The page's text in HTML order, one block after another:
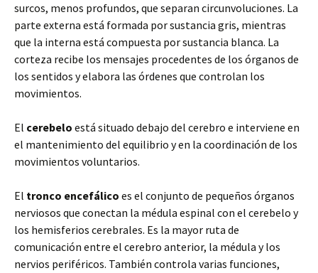
surcos, menos profundos, que separan circunvoluciones. La
parte externa está formada por sustancia gris, mientras
que la interna está compuesta por sustancia blanca. La
corteza recibe los mensajes procedentes de los órganos de
los sentidos y elabora las órdenes que controlan los
movimientos.
El cerebelo está situado debajo del cerebro e interviene en
el mantenimiento del equilibrio y en la coordinación de los
movimientos voluntarios.
El tronco encefálico es el conjunto de pequeños órganos
nerviosos que conectan la médula espinal con el cerebelo y
los hemisferios cerebrales. Es la mayor ruta de
comunicación entre el cerebro anterior, la médula y los
nervios periféricos. También controla varias funciones,